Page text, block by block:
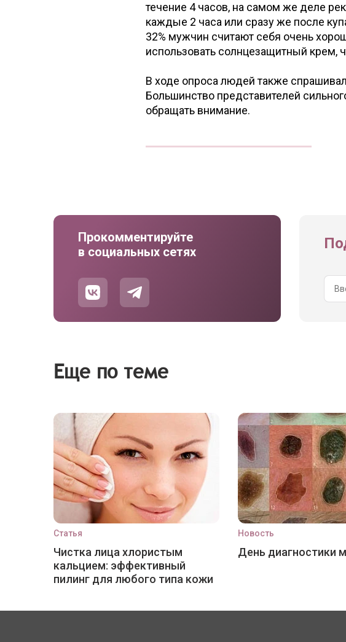
течение 4 часов, на самом же деле
каждые 2 часа или сразу же после
32% мужчин считают себя очень
использовать солнцезащитный крем,
В ходе опроса людей также
Большинство представителей
обращать внимание.
Прокомментируйте
в социальных сетях
Еще по теме
Статья
Чистка лица хлористым
кальцием: эффективный
пилинг для любого типа кожи
Новость
День диагностики